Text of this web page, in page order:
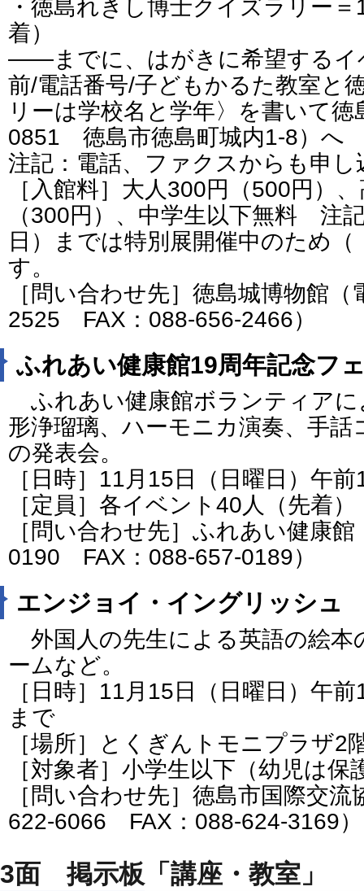
・徳島れきし博士クイズラリー
着）
――までに、はがきに希望するイ
前/電話番号/子どもかるた教室と
リーは学校名と学年〉を書いて
0851 徳島市徳島町城内1-8）へ
注記：電話、ファクスからも申し
［入館料］大人300円（500円）
（300円）、中学生以下無料 注
日）までは特別展開催中のため
す。
［問い合わせ先］徳島城博物館
2525 FAX：088-656-2466）
ふれあい健康館19周年記念フ
ふれあい健康館ボランティアに
形浄瑠璃、ハーモニカ演奏、手
の発表会。
［日時］11月15日（日曜日）午
［定員］各イベント40人（先着）
［問い合わせ先］ふれあい健康
0190 FAX：088-657-0189）
エンジョイ・イングリッシュ
外国人の先生による英語の絵本
ームなど。
［日時］11月15日（日曜日）午
まで
［場所］とくぎんトモニプラザ2
［対象者］小学生以下（幼児は保
［問い合わせ先］徳島市国際交
622-6066 FAX：088-624-3169）
3面 掲示板「講座・教室」